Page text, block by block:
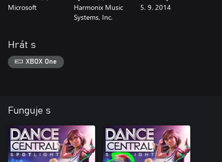
Microsoft
Harmonix Music
Systems, Inc.
5. 9. 2014
Hrát s
XBOX One
Funguje s